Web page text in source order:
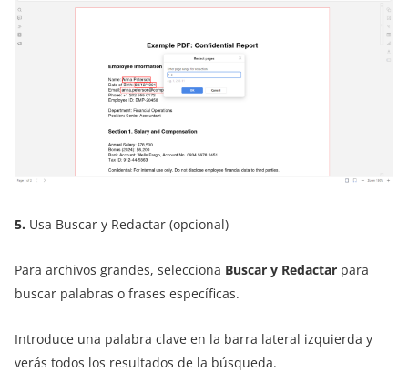
5. Usa Buscar y Redactar (opcional)
Para archivos grandes, selecciona Buscar y Redactar para
buscar palabras o frases específicas.
Introduce una palabra clave en la barra lateral izquierda y
verás todos los resultados de la búsqueda.